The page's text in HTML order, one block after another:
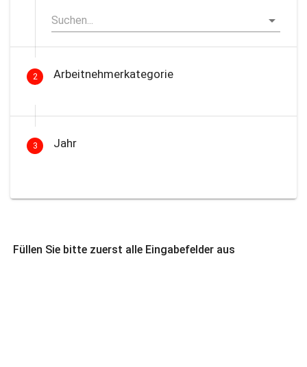
2 Arbeitnehmerkategorie
3 Jahr
Füllen Sie bitte zuerst alle Eingabefelder aus